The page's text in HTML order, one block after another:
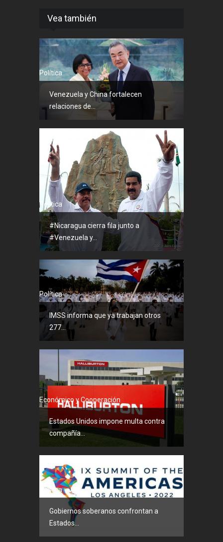
Vea también
Política
Venezuela y China fortalecen
relaciones de...
Política
#Nicaragua cierra fila junto a
#Venezuela y...
Política
IMSS informa que ya trabajan otros
277...
Económico y Cooperación
Estados Unidos impone multa contra
compañía...
Política
Gobiernos soberanos confrontan a
Estados...